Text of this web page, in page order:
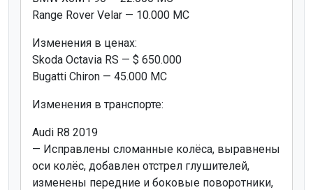
Range Rover Velar — 10.000 MC
Изменения в ценах:
Skoda Octavia RS — $ 650.000
Bugatti Chiron — 45.000 MC
Изменения в транспорте:
Audi R8 2019
— Исправлены сломанные колёса, выравнены
оси колёс, добавлен отстрел глушителей,
изменены передние и боковые поворотники,